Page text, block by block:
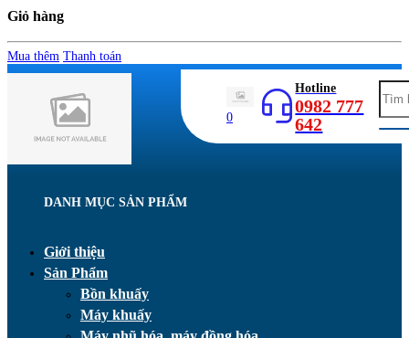
Giỏ hàng
Mua thêm Thanh toán
0
Hotline
0982 777
642
DANH MỤC SẢN PHẨM
Giới thiệu
Sản Phẩm
Bồn khuấy
Máy khuấy